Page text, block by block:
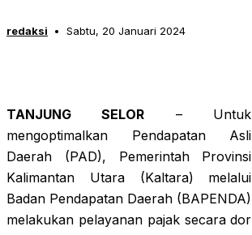
redaksi Sabtu, 20 Januari 2024
TANJUNG SELOR – Untuk
mengoptimalkan Pendapatan Asli
Daerah (PAD), Pemerintah Provinsi
Kalimantan Utara (Kaltara) melalui
Badan Pendapatan Daerah (BAPENDA)
melakukan pelayanan pajak secara dor